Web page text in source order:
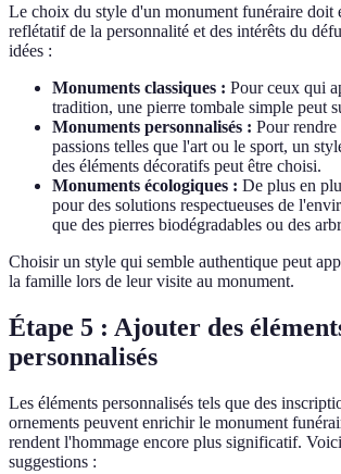
Le choix du style d'un monument funéraire doit
reflétatif de la personnalité et des intérêts du
idées :
Monuments classiques : Pour ceux qui
tradition, une pierre tombale simple peut
Monuments personnalisés : Pour rendre
passions telles que l'art ou le sport, un
des éléments décoratifs peut être choisi.
Monuments écologiques : De plus en
pour des solutions respectueuses de
que des pierres biodégradables ou des
Choisir un style qui semble authentique peut
la famille lors de leur visite au monument.
Étape 5 : Ajouter des
personnalisés
Les éléments personnalisés tels que des
ornements peuvent enrichir le monument
rendent l'hommage encore plus significatif.
suggestions :